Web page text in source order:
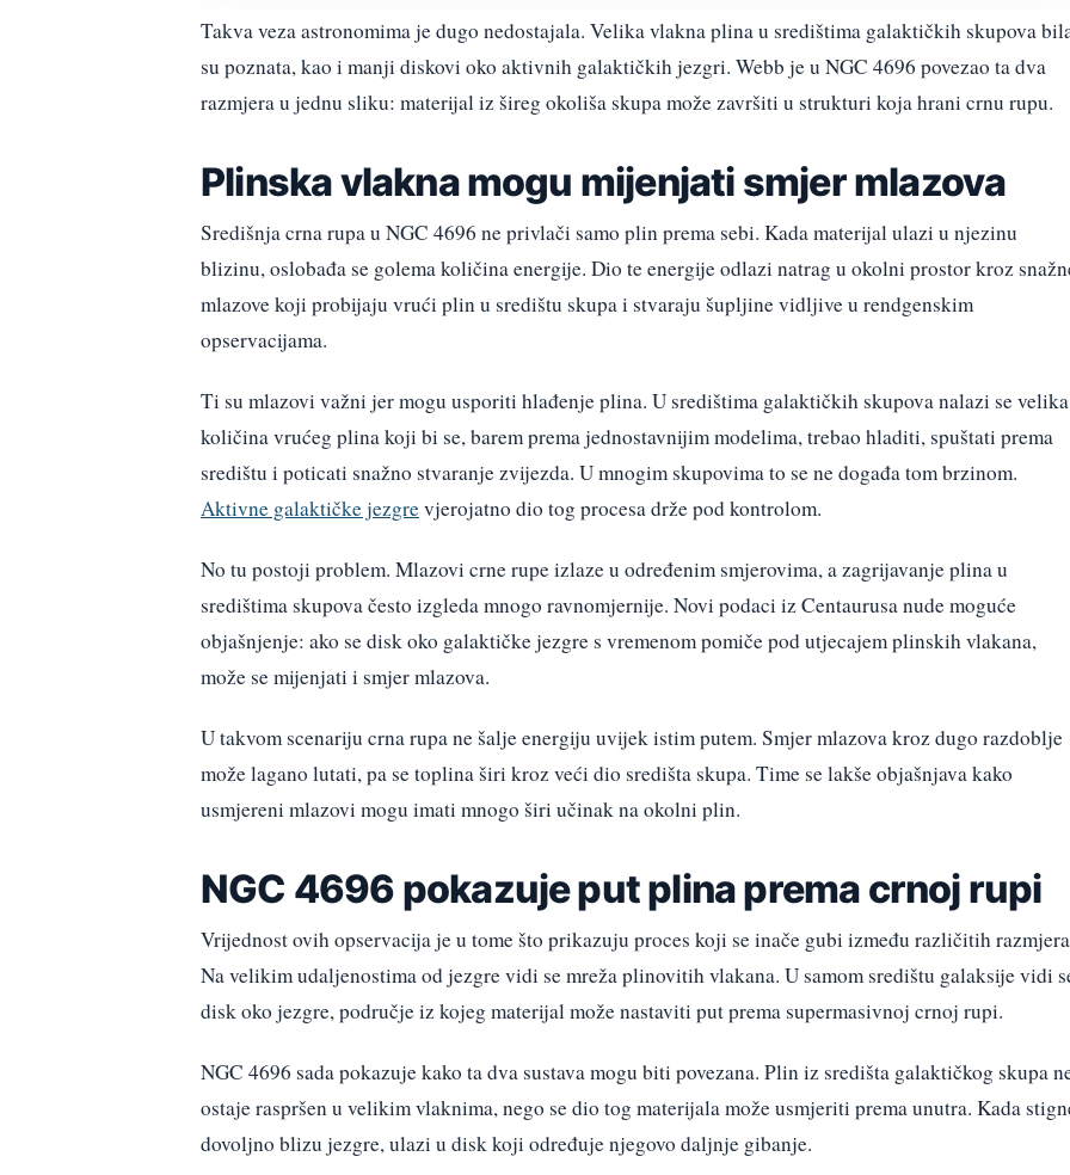
Takva veza astronomima je dugo nedostajala. Velika vlakna plina u središtima galaktičkih skupova
su poznata, kao i manji diskovi oko aktivnih galaktičkih jezgri. Webb je u NGC 4696 povezao ta dva
razmjera u jednu sliku: materijal iz šireg okoliša skupa može završiti u strukturi koja hrani crnu rupu.
Plinska vlakna mogu mijenjati smjer mlazova
Središnja crna rupa u NGC 4696 ne privlači samo plin prema sebi. Kada materijal ulazi u njezinu
blizinu, oslobađa se golema količina energije. Dio te energije odlazi natrag u okolni prostor kroz
mlazove koji probijaju vrući plin u središtu skupa i stvaraju šupljine vidljive u rendgenskim
opservacijama.
Ti su mlazovi važni jer mogu usporiti hlađenje plina. U središtima galaktičkih skupova nalazi se velika
količina vrućeg plina koji bi se, barem prema jednostavnijim modelima, trebao hladiti, spuštati prema
središtu i poticati snažno stvaranje zvijezda. U mnogim skupovima to se ne događa tom brzinom.
Aktivne galaktičke jezgrevjerojatno dio tog procesa drže pod kontrolom.
No tu postoji problem. Mlazovi crne rupe izlaze u određenim smjerovima, a zagrijavanje plina u
središtima skupova često izgleda mnogo ravnomjernije. Novi podaci iz Centaurusa nude moguće
objašnjenje: ako se disk oko galaktičke jezgre s vremenom pomiče pod utjecajem plinskih vlakana,
može se mijenjati i smjer mlazova.
U takvom scenariju crna rupa ne šalje energiju uvijek istim putem. Smjer mlazova kroz dugo razdoblje
može lagano lutati, pa se toplina širi kroz veći dio središta skupa. Time se lakše objašnjava kako
usmjereni mlazovi mogu imati mnogo širi učinak na okolni plin.
NGC 4696 pokazuje put plina prema crnoj rupi
Vrijednost ovih opservacija je u tome što prikazuju proces koji se inače gubi između različitih
Na velikim udaljenostima od jezgre vidi se mreža plinovitih vlakana. U samom središtu galaksije vidi
disk oko jezgre, područje iz kojeg materijal može nastaviti put prema supermasivnoj crnoj rupi.
NGC 4696 sada pokazuje kako ta dva sustava mogu biti povezana. Plin iz središta galaktičkog skupa
ostaje raspršen u velikim vlaknima, nego se dio tog materijala može usmjeriti prema unutra. Kada
dovoljno blizu jezgre, ulazi u disk koji određuje njegovo daljnje gibanje.